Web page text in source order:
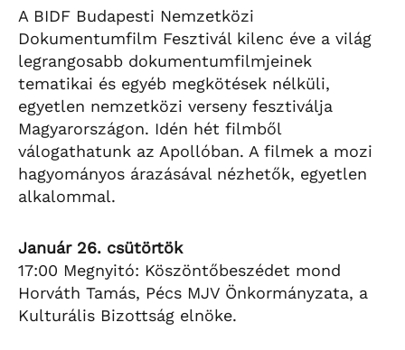
A BIDF Budapesti Nemzetközi
Dokumentumfilm Fesztivál kilenc éve a világ
legrangosabb dokumentumfilmjeinek
tematikai és egyéb megkötések nélküli,
egyetlen nemzetközi verseny fesztiválja
Magyarországon. Idén hét filmből
válogathatunk az Apollóban. A filmek a mozi
hagyományos árazásával nézhetők, egyetlen
alkalommal.
Január 26. csütörtök
17:00 Megnyitó: Köszöntőbeszédet mond
Horváth Tamás, Pécs MJV Önkormányzata, a
Kulturális Bizottság elnöke.